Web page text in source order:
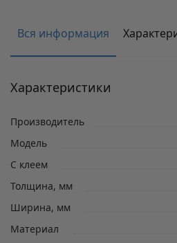
Вся информация
Характеристики
Производитель
Модель
С клеем
Толщина, мм
Ширина, мм
Материал